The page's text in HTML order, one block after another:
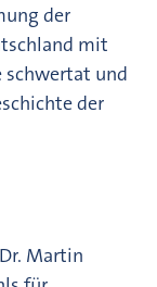
der
mit
schwertat und
der
Martin